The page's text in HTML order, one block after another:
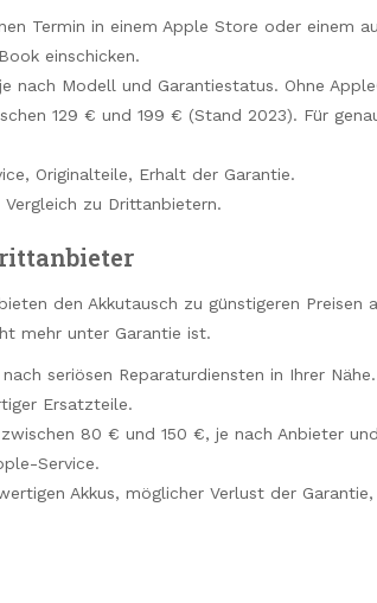
Termin in einem Apple Store oder einem
einschicken.
nach Modell und Garantiestatus. Ohne
129 € und 199 € (Stand 2023). Für
Originalteile, Erhalt der Garantie.
zu Drittanbietern.
den Akkutausch zu günstigeren Preisen
mehr unter Garantie ist.
nach seriösen Reparaturdiensten in Ihrer
Ersatzteile.
80 € und 150 €, je nach Anbieter
Service.
Akkus, möglicher Verlust der